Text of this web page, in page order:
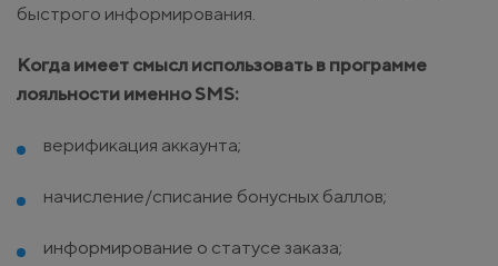
быстрого информирования.
Когда имеет смысл использовать в программе
лояльности именно SMS:
верификация аккаунта;
начисление/списание бонусных баллов;
информирование о статусе заказа;